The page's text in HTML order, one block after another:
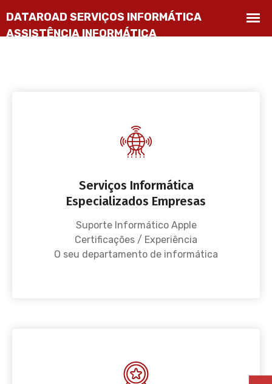
Serviços Informática
Especializados Empresas
Suporte Informático Apple
Certificações / Experiência
O seu departamento de informática